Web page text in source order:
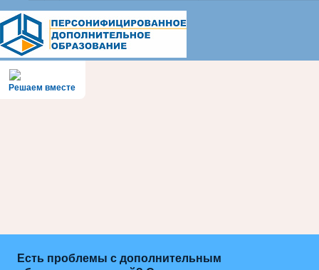
Решаем вместе
Есть проблемы с дополнительным